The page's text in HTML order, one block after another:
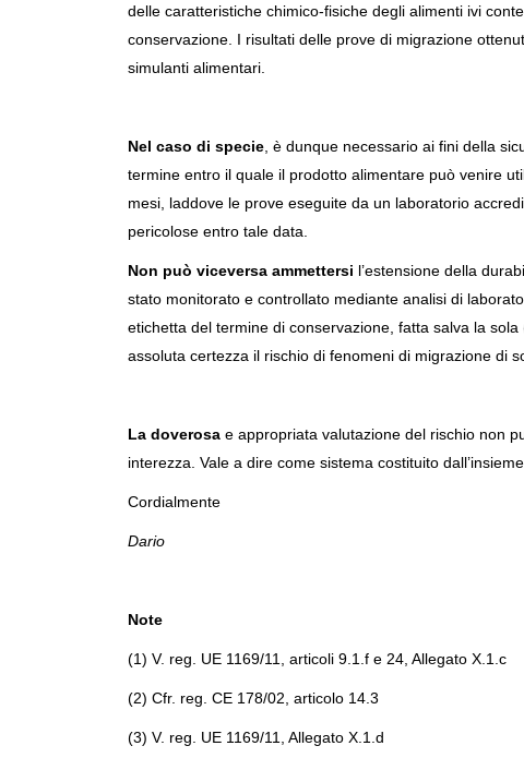
delle caratteristiche chimico-fisiche degli alimenti ivi
conservazione. I risultati delle prove di migrazione
simulanti alimentari.
Nel caso di specie , è dunque necessario ai fini della
termine entro il quale il prodotto alimentare può venire
mesi, laddove le prove eseguite da un laboratorio
pericolose entro tale data.
Non può viceversa ammettersi l’estensione della
stato monitorato e controllato mediante analisi di
etichetta del termine di conservazione, fatta salva la
assoluta certezza il rischio di fenomeni di migrazione di
La doverosa e appropriata valutazione del rischio non
interezza. Vale a dire come sistema costituito
Cordialmente
Dario
Note
(1) V. reg. UE 1169/11, articoli 9.1.f e 24, Allegato X.1.c
(2) Cfr. reg. CE 178/02, articolo 14.3
(3) V. reg. UE 1169/11, Allegato X.1.d